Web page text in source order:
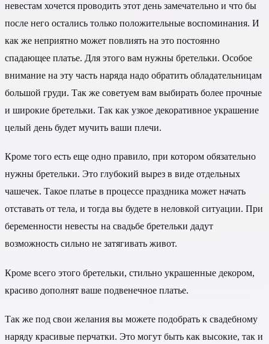
невестам хочется проводить этот день замечательно и что бы
после него остались только положительные воспоминания. И
как же неприятно может повлиять на это постоянно
спадающее платье. Для этого вам нужны бретельки. Особое
внимание на эту часть наряда надо обратить обладательницам
большой груди. Так же советуем вам выбирать более прочные
и широкие бретельки. Так как узкое декоративное украшение
целый день будет мучить ваши плечи.
Кроме того есть еще одно правило, при котором обязательно
нужны бретельки. Это глубокий вырез в виде отдельных
чашечек. Такое платье в процессе праздника может начать
отставать от тела, и тогда вы будете в неловкой ситуации. При
беременности невесты на свадьбе бретельки дадут
возможность сильно не затягивать живот.
Кроме всего этого бретельки, стильно украшенные декором,
красиво дополнят ваше подвенечное платье.
Так же под свои желания вы можете подобрать к свадебному
наряду красивые перчатки. Это могут быть как высокие, так и